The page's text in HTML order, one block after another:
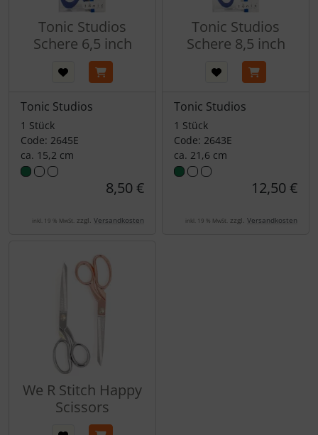
Tonic Studios
Schere 6,5 inch
Tonic Studios
1 Stück
Code: 2645E
ca. 15,2 cm
8,50 €
inkl. 19 % MwSt. zzgl. Versandkosten
Tonic Studios
Schere 8,5 inch
Tonic Studios
1 Stück
Code: 2643E
ca. 21,6 cm
12,50 €
inkl. 19 % MwSt. zzgl. Versandkosten
We R Stitch Happy
Scissors